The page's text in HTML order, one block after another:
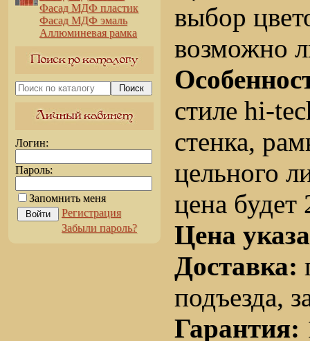
Фасад МДФ пластик
Фасад МДФ эмаль
Аллюминевая рамка
Поиск
Логин:
Пароль:
Запомнить меня
Войти
Регистрация
Забыли пароль?
выбор
возможно
стиле hi-
стенка,
цельного
цена будет
Цена
Доставка:
подъезда,
Гарантия: